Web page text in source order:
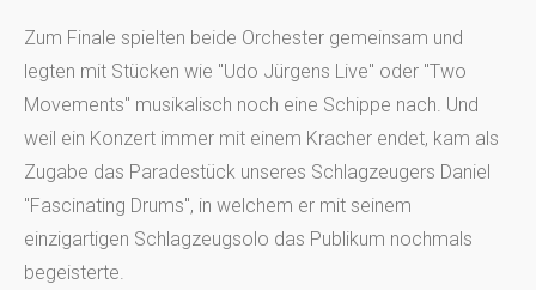
Zum Finale spielten beide Orchester gemeinsam und
legten mit Stücken wie "Udo Jürgens Live" oder "Two
Movements" musikalisch noch eine Schippe nach. Und
weil ein Konzert immer mit einem Kracher endet, kam als
Zugabe das Paradestück unseres Schlagzeugers Daniel
"Fascinating Drums", in welchem er mit seinem
einzigartigen Schlagzeugsolo das Publikum nochmals
begeisterte.